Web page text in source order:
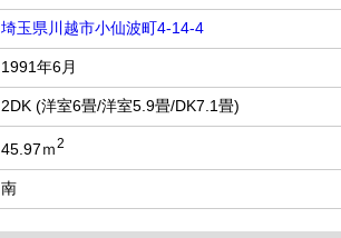
埼玉県川越市小仙波町4-14-4
1991年6月
2DK (洋室6畳/洋室5.9畳/DK7.1畳)
45.97ｍ2
南